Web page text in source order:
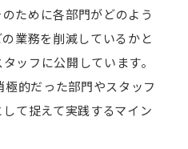
ために各部門がどのよう
業務を削減しているかと
ッフに公開しています。
的だった部門やスタッフ
て捉えて実践するマイン